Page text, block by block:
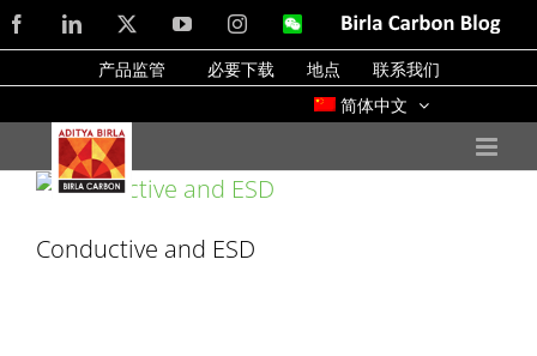
Skip
to
content
FacebookLinkedIn YouTubeInstagramWeChatBirla
Blog
产品监管 必要下载 地点
联系我们
简体中文
Conductive and ESD